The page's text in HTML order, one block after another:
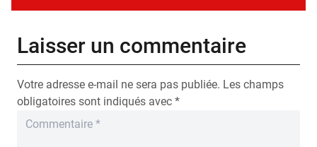
Laisser un commentaire
Votre adresse e-mail ne sera pas publiée. Les champs
obligatoires sont indiqués avec *